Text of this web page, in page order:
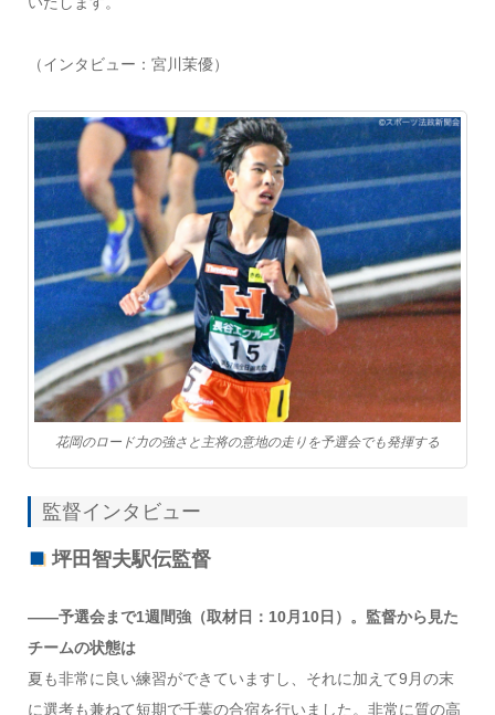
（インタビュー：宮川茉優）
花岡のロード力の強さと主将の意地の走りを予選会でも発揮する
監督インタビュー
坪田智夫駅伝監督
――予選会まで1週間強（取材日：10月10日）。監督から見た
チームの状態は
夏も非常に良い練習ができていますし、それに加えて9月の末
に選考も兼ねて短期で千葉の合宿を行いました。非常に質の高